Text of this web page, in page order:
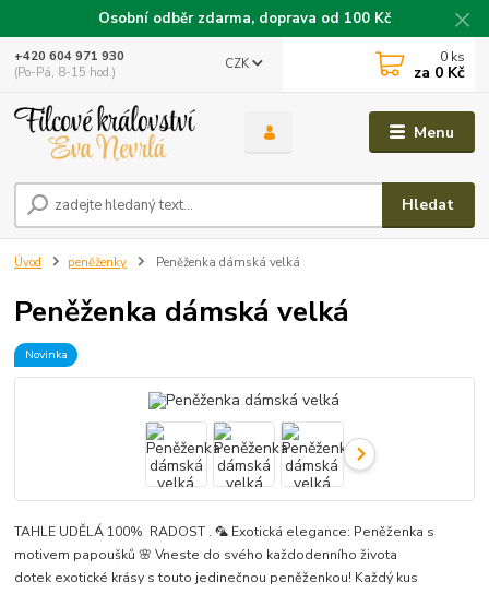
Osobní odběr zdarma, doprava od 100 Kč
Menu
CZK
Hledat
+420 604 971 930
(Po-Pá, 8-15 hod.)
0 ks
za 0 Kč
Úvod peněženky Peněženka dámská velká
Peněženka dámská velká
Novinka
TAHLE UDĚLÁ 100% RADOST . 🦜 Exotická elegance: Peněženka s
motivem papoušků 🌸 Vneste do svého každodenního života
dotek exotické krásy s touto jedinečnou peněženkou! Každý kus